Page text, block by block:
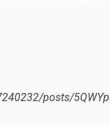
posts/